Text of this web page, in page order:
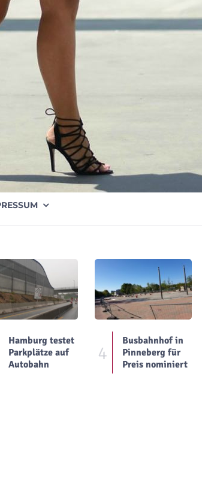
Hamburg testet
Parkplätze auf
Autobahn
4
Busbahnhof in
Pinneberg für
Preis nominiert